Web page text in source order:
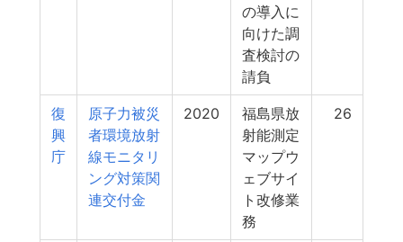
の導入に
向けた調
査検討の
請負
復
興
庁
原子力被災
者環境放射
線モニタリ
ング対策関
連交付金
2020
福島県放
射能測定
マップウ
ェブサイ
ト改修業
務
26